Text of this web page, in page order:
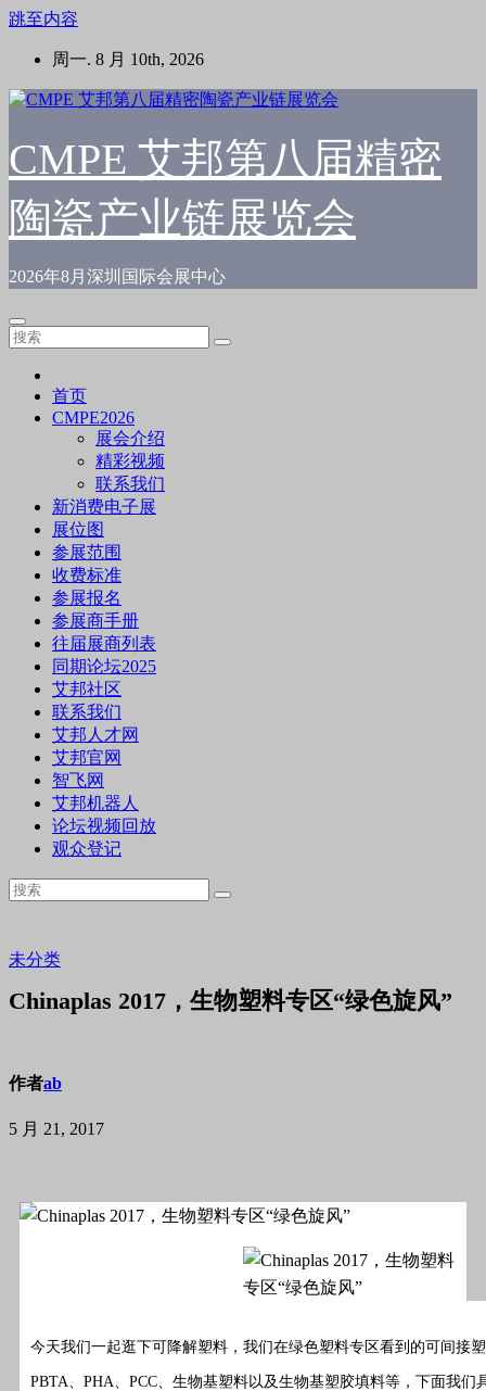
跳至内容
周一. 8 月 10th, 2026
CMPE 艾邦第八届精密
陶瓷产业链展览会
2026年8月深圳国际会展中心
首页
CMPE2026
展会介绍
精彩视频
联系我们
新消费电子展
展位图
参展范围
收费标准
参展报名
参展商手册
往届展商列表
同期论坛2025
艾邦社区
联系我们
艾邦人才网
艾邦官网
智飞网
艾邦机器人
论坛视频回放
观众登记
未分类
Chinaplas 2017，生物塑料专区“绿色旋风”
作者ab
5 月 21, 2017
今天我们一起逛下可降解塑料，我们在绿色塑料专区看到的可间接
PBTA、PHA、PCC、生物基塑料以及生物基塑胶填料等，下面我们